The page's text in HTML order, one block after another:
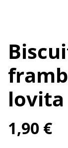
lovita
1,90 €